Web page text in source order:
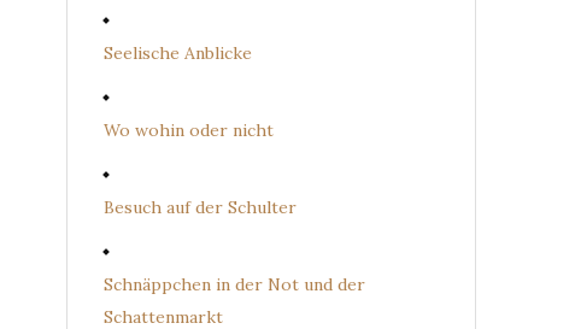
Seelische Anblicke
Wo wohin oder nicht
Besuch auf der Schulter
Schnäppchen in der Not und der
Schattenmarkt